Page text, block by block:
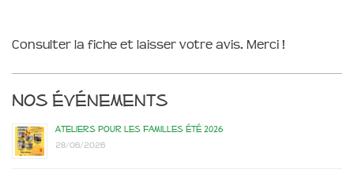
Consulter la fiche et laisser votre avis. Merci !
Nos événements
Ateliers pour les familles été 2026
28/06/2026